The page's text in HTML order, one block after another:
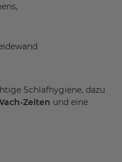
Schlafhygiene, dazu
Zeiten und eine